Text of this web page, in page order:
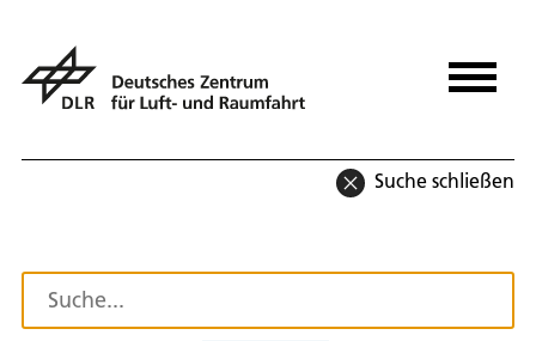
Suche schließen